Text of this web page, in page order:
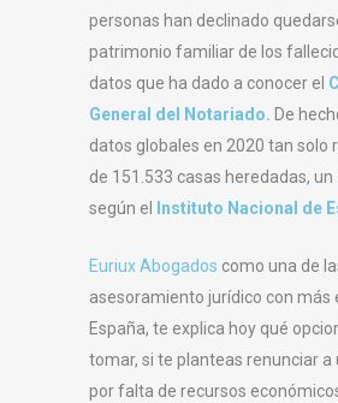
personas han declinado
patrimonio familiar de los
datos que ha dado a conocer el
General del Notariado. De
datos globales en 2020 tan solo
de 151.533 casas heredadas, un
según el
Instituto Nacional de
Euriux Abogados como una de
asesoramiento jurídico con más
España, te explica hoy qué
tomar, si te planteas renunciar a
por falta de recursos